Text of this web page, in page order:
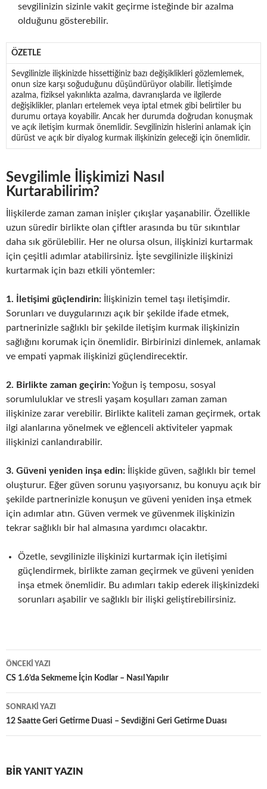
sevgilinizin sizinle vakit geçirme isteğinde bir azalma
olduğunu gösterebilir.
ÖZETLE
Sevgilinizle ilişkinizde hissettiğiniz bazı değişiklikleri gözlemlemek,
onun size karşı soğuduğunu düşündürüyor olabilir. İletişimde
azalma, fiziksel yakınlıkta azalma, davranışlarda ve ilgilerde
değişiklikler, planları ertelemek veya iptal etmek gibi belirtiler bu
durumu ortaya koyabilir. Ancak her durumda doğrudan konuşmak
ve açık iletişim kurmak önemlidir. Sevgilinizin hislerini anlamak için
dürüst ve açık bir diyalog kurmak ilişkinizin geleceği için önemlidir.
Sevgilimle İlişkimizi Nasıl
Kurtarabilirim?
İlişkilerde zaman zaman inişler çıkışlar yaşanabilir. Özellikle
uzun süredir birlikte olan çiftler arasında bu tür sıkıntılar
daha sık görülebilir. Her ne olursa olsun, ilişkinizi kurtarmak
için çeşitli adımlar atabilirsiniz. İşte sevgilinizle ilişkinizi
kurtarmak için bazı etkili yöntemler:
1. İletişimi güçlendirin: İlişkinizin temel taşı iletişimdir.
Sorunları ve duygularınızı açık bir şekilde ifade etmek,
partnerinizle sağlıklı bir şekilde iletişim kurmak ilişkinizin
sağlığını korumak için önemlidir. Birbirinizi dinlemek, anlamak
ve empati yapmak ilişkinizi güçlendirecektir.
2. Birlikte zaman geçirin:Yoğun iş temposu, sosyal
sorumluluklar ve stresli yaşam koşulları zaman zaman
ilişkinize zarar verebilir. Birlikte kaliteli zaman geçirmek, ortak
ilgi alanlarına yönelmek ve eğlenceli aktiviteler yapmak
ilişkinizi canlandırabilir.
3. Güveni yeniden inşa edin: İlişkide güven, sağlıklı bir temel
oluşturur. Eğer güven sorunu yaşıyorsanız, bu konuyu açık bir
şekilde partnerinizle konuşun ve güveni yeniden inşa etmek
için adımlar atın. Güven vermek ve güvenmek ilişkinizin
tekrar sağlıklı bir hal almasına yardımcı olacaktır.
Özetle, sevgilinizle ilişkinizi kurtarmak için iletişimi
güçlendirmek, birlikte zaman geçirmek ve güveni yeniden
inşa etmek önemlidir. Bu adımları takip ederek ilişkinizdeki
sorunları aşabilir ve sağlıklı bir ilişki geliştirebilirsiniz.
Yazı
dolaşımı
ÖNCEKI YAZI
CS 1.6’da Sekmeme İçin Kodlar – Nasıl Yapılır
SONRAKI YAZI
12 Saatte Geri Getirme Duasi – Sevdiğini Geri Getirme Duası
BIR YANIT YAZIN